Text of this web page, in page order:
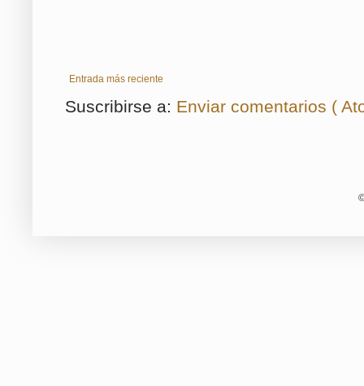
Entrada más reciente
Suscribirse a: Enviar comentarios (